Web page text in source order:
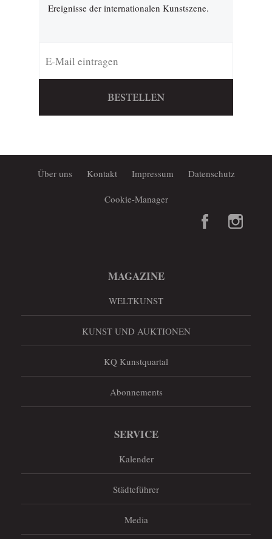
Ereignisse der internationalen Kunstszene.
BESTELLEN
Über uns Kontakt Impressum Datenschutz
Cookie-Manager
MAGAZINE
WELTKUNST
KUNST UND AUKTIONEN
KQ Kunstquartal
Abonnements
SERVICE
Kalender
Städteführer
Media